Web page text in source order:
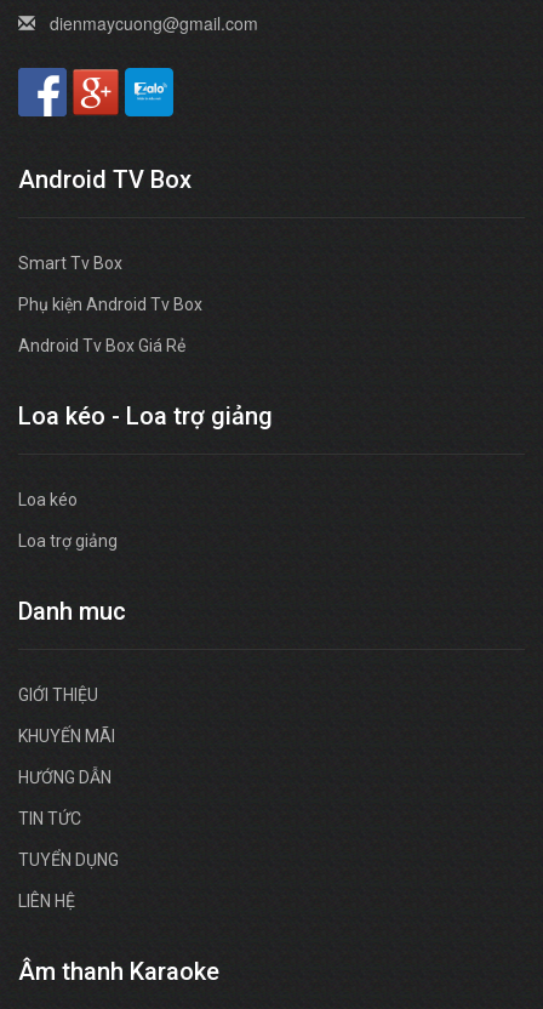
dienmaycuong@gmail.com
Android TV Box
Smart Tv Box
Phụ kiện Android Tv Box
Android Tv Box Giá Rẻ
Loa kéo - Loa trợ giảng
Loa kéo
Loa trợ giảng
Danh muc
GIỚI THIỆU
KHUYẾN MÃI
HƯỚNG DẪN
TIN TỨC
TUYỂN DỤNG
LIÊN HỆ
Âm thanh Karaoke